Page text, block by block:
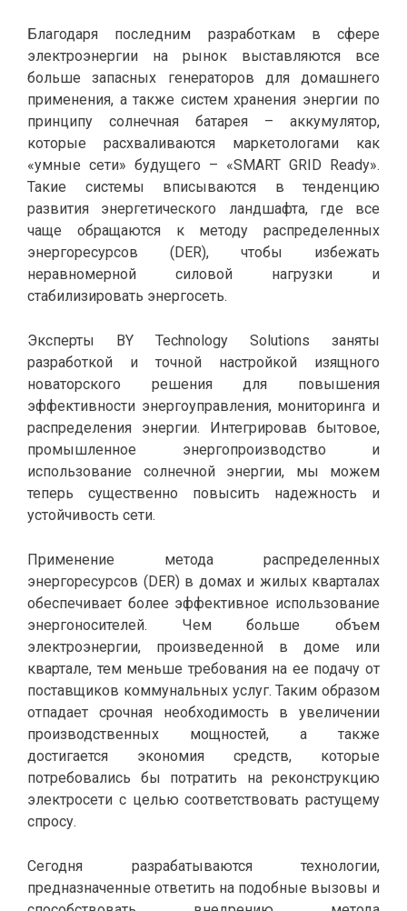
Благодаря последним разработкам в сфере
электроэнергии на рынок выставляются все
больше запасных генераторов для домашнего
применения, а также систем хранения энергии по
принципу солнечная батарея – аккумулятор,
которые расхваливаются маркетологами как
«умные сети» будущего – «SMART GRID Ready».
Такие системы вписываются в тенденцию
развития энергетического ландшафта, где все
чаще обращаются к методу распределенных
энергоресурсов (DER), чтобы избежать
неравномерной силовой нагрузки и
стабилизировать энергосеть.
Эксперты BY Technology Solutions заняты
разработкой и точной настройкой изящного
новаторского решения для повышения
эффективности энергоуправления, мониторинга и
распределения энергии. Интегрировав бытовое,
промышленное энергопроизводство и
использование солнечной энергии, мы можем
теперь существенно повысить надежность и
устойчивость сети.
Применение метода распределенных
энергоресурсов (DER) в домах и жилых кварталах
обеспечивает более эффективное использование
энергоносителей. Чем больше объем
электроэнергии, произведенной в доме или
квартале, тем меньше требования на ее подачу от
поставщиков коммунальных услуг. Таким образом
отпадает срочная необходимость в увеличении
производственных мощностей, а также
достигается экономия средств, которые
потребовались бы потратить на реконструкцию
электросети с целью соответствовать растущему
спросу.
Сегодня разрабатываются технологии,
предназначенные ответить на подобные вызовы и